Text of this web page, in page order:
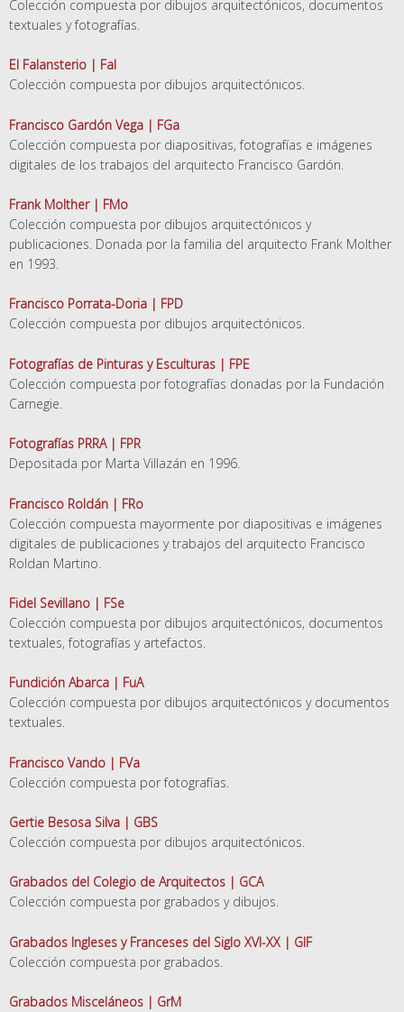
Colección compuesta por dibujos arquitectónicos, documentos
textuales y fotografías.
El Falansterio | Fal
Colección compuesta por dibujos arquitectónicos.
Francisco Gardón Vega | FGa
Colección compuesta por diapositivas, fotografías e imágenes
digitales de los trabajos del arquitecto Francisco Gardón.
Frank Molther | FMo
Colección compuesta por dibujos arquitectónicos y
publicaciones. Donada por la familia del arquitecto Frank Molther
en 1993.
Francisco Porrata-Doria | FPD
Colección compuesta por dibujos arquitectónicos.
Fotografías de Pinturas y Esculturas | FPE
Colección compuesta por fotografías donadas por la Fundación
Carnegie.
Fotografías PRRA | FPR
Depositada por Marta Villazán en 1996.
Francisco Roldán | FRo
Colección compuesta mayormente por diapositivas e imágenes
digitales de publicaciones y trabajos del arquitecto Francisco
Roldan Martino.
Fidel Sevillano | FSe
Colección compuesta por dibujos arquitectónicos, documentos
textuales, fotografías y artefactos.
Fundición Abarca | FuA
Colección compuesta por dibujos arquitectónicos y documentos
textuales.
Francisco Vando | FVa
Colección compuesta por fotografías.
Gertie Besosa Silva | GBS
Colección compuesta por dibujos arquitectónicos.
Grabados del Colegio de Arquitectos | GCA
Colección compuesta por grabados y dibujos.
Grabados Ingleses y Franceses del Siglo XVI-XX | GIF
Colección compuesta por grabados.
Grabados Misceláneos | GrM